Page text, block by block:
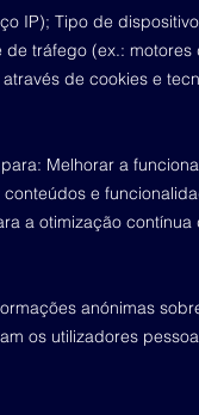
IP); Tipo de
tráfego (ex.:
de cookies e
Melhorar a
e
a otimização
anónimas
os utilizadores